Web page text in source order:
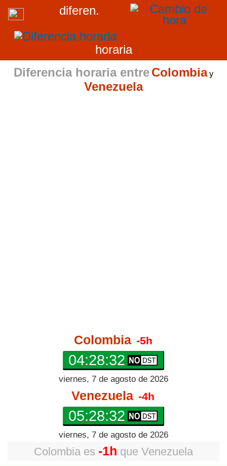
diferen.
horaria
Diferencia horaria entreColombiay
Venezuela
Colombia -5h
04:28:32
viernes, 7 de agosto de 2026
Venezuela -4h
05:28:32
viernes, 7 de agosto de 2026
Colombia es -1h que Venezuela